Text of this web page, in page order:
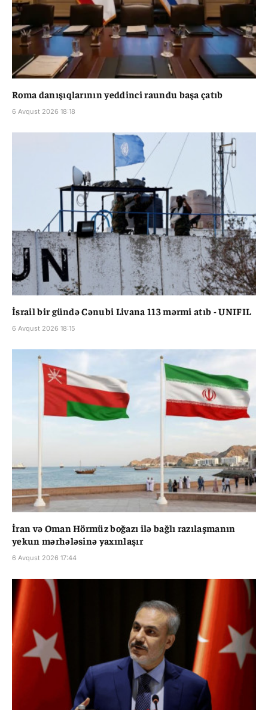
Roma danışıqlarının yeddinci raundu başa çatıb
6 Avqust 2026 18:18
İsrail bir gündə Cənubi Livana 113 mərmi atıb - UNIFIL
6 Avqust 2026 18:15
İran və Oman Hörmüz boğazı ilə bağlı razılaşmanın
yekun mərhələsinə yaxınlaşır
6 Avqust 2026 17:44